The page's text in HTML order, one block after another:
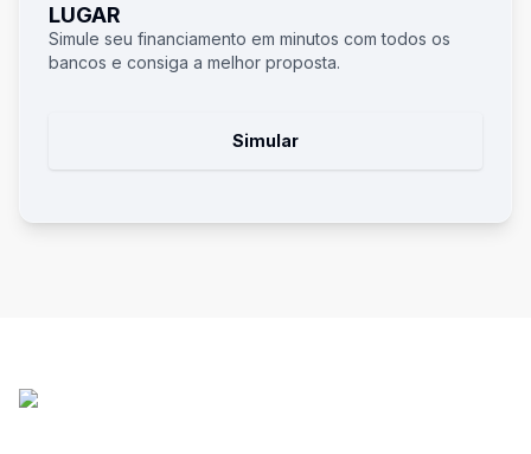
LUGAR
Simule seu financiamento em minutos com todos os
bancos e consiga a melhor proposta.
Simular